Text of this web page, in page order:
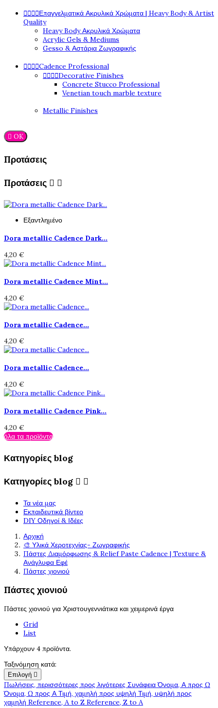
Επαγγελματικά Ακρυλικά Χρώματα | Heavy Body & Artist
Quality
Heavy Body Ακρυλικά Χρώματα
Acrylic Gels & Mediums
Gesso & Αστάρια Ζωγραφικής
Cadence Professional
Decorative Finishes
Concrete Stucco Professional
Venetian touch marble texture
Metallic Finishes
 OK
Προτάσεις
Προτάσεις  
Εξαντλημένο
Dora metallic Cadence Dark...
4,20 €
Dora metallic Cadence Mint...
4,20 €
Dora metallic Cadence...
4,20 €
Dora metallic Cadence...
4,20 €
Dora metallic Cadence Pink...
4,20 €
όλα τα προϊόντα
Κατηγορίες blog
Κατηγορίες blog  
Τα νέα μας
Εκπαιδευτικά βίντεο
DIY Οδηγοί & Ιδέες
Αρχική
🎨 Υλικά Χεροτεχνίας- Ζωγραφικής
Πάστες Διαμόρφωσης & Relief Paste Cadence | Texture &
Ανάγλυφα Εφέ
Πάστες χιονιού
Πάστες χιονιού
Πάστες χιονιού για Χριστουγεννιάτικα και χειμερινά έργα
Grid
List
Υπάρχουν 4 προϊόντα.
Ταξινόμηση κατά:
Επιλογή 
Πωλήσεις, περισσότερες προς λιγότερες ΣυνάφειαΌνομα, Α προς Ω
Όνομα, Ω προς ΑΤιμή, χαμηλή προς υψηλή Τιμή, υψηλή προς
χαμηλή Reference, A to Z Reference, Z to A